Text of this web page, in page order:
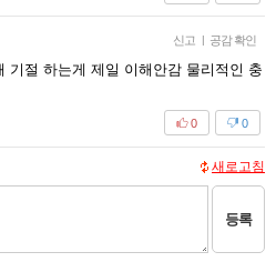
신고 | 공감 확인
기절 하는게 제일 이해안감 물리적인 충
0
0
새로고침
등록